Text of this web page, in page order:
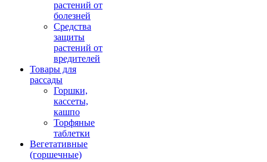
растений от
болезней
Средства
защиты
растений от
вредителей
Товары для
рассады
Горшки,
кассеты,
кашпо
Торфяные
таблетки
Вегетативные
(горшечные)